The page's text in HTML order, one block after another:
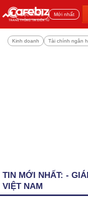
Đọc nhiều Mới nhất
Kinh doanh Tài chính ngân
TIN MỚI NHẤT: -
VIỆT NAM